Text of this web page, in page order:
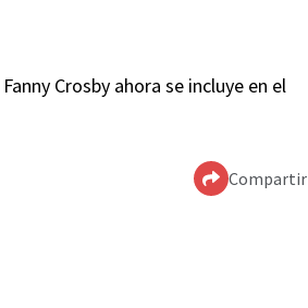
Crosby ahora se incluye en el
Compartir